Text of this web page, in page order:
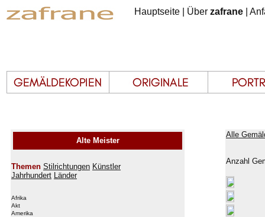
Hauptseite Über zafrane
Alte Meister
Themen Stilrichtungen Künstler
Jahrhundert Länder
Afrika
Akt
Amerika
Alle
Anzahl